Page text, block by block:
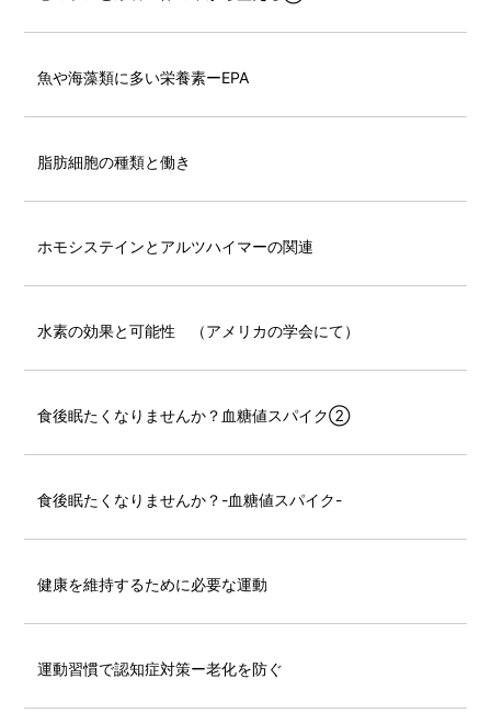
魚や海藻類に多い栄養素ーEPA
脂肪細胞の種類と働き
ホモシステインとアルツハイマーの関連
水素の効果と可能性 （アメリカの学会にて）
食後眠たくなりませんか？血糖値スパイク②
食後眠たくなりませんか？-血糖値スパイク-
健康を維持するために必要な運動
運動習慣で認知症対策ー老化を防ぐ